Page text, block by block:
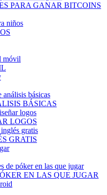
PARA GANAR BITCOINS
BÁSICAS
LOGOS
GRATIS
EN LAS QUE JUGAR